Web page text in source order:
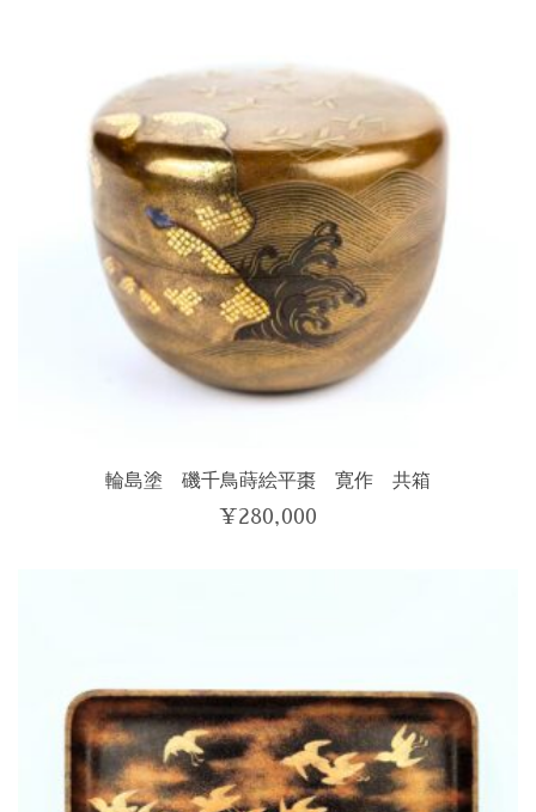
輪島塗 磯千鳥蒔絵平棗 寛作 共箱
¥280,000